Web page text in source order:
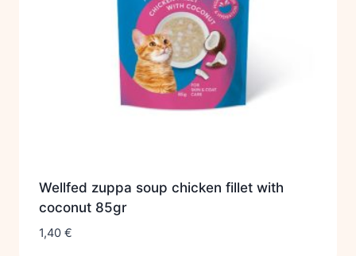
Wellfed zuppa soup chicken fillet with
coconut 85gr
1,40 €